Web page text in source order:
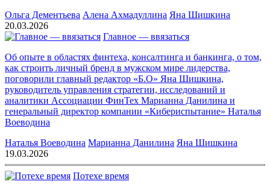
Ольга Дементьева Алена Ахмадуллина Яна Шишкина
20.03.2026
Главное — ввязаться
Об опыте в областях финтеха, консалтинга и банкинга, о том,
как строить личный бренд в мужском мире лидерства,
поговорили главный редактор «Б.О» Яна Шишкина,
руководитель управления стратегии, исследований и
аналитики Ассоциации ФинТех Марианна Данилина и
генеральный директор компании «Кибериспытание» Наталья
Воеводина
Наталья Воеводина Марианна Данилина Яна Шишкина
19.03.2026
Потехе время